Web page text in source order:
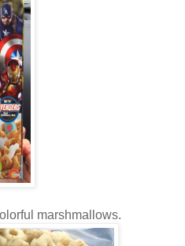
marshmallows.